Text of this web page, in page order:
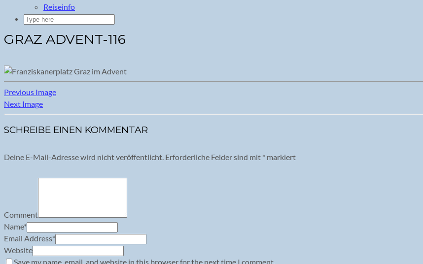
Reiseinfo
GRAZ ADVENT-116
Previous Image
Next Image
SCHREIBE EINEN KOMMENTAR
Deine E-Mail-Adresse wird nicht veröffentlicht. Erforderliche Felder sind mit * markiert
Comment
Name*
Email Address*
Website
Save my name, email, and website in this browser for the next time I comment.